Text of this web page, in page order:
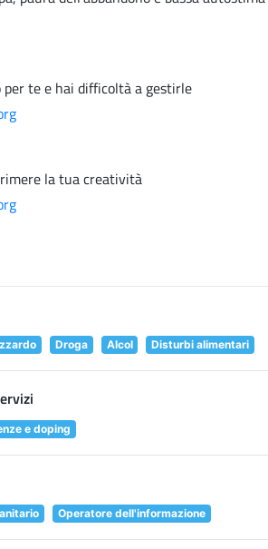
per te e hai difficoltà a gestirle
la tua creatività
Droga Alcol Disturbi alimentari
e doping
Operatore dell'informazione